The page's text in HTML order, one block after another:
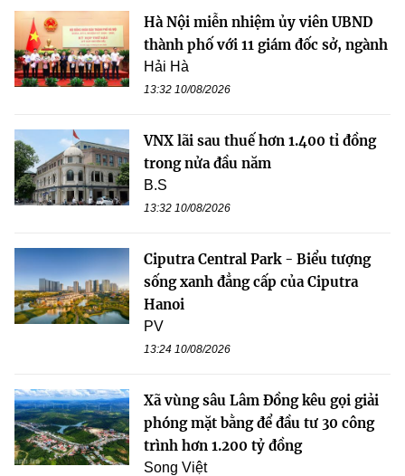
Hà Nội miễn nhiệm ủy viên UBND
thành phố với 11 giám đốc sở, ngành
Hải Hà
13:32 10/08/2026
VNX lãi sau thuế hơn 1.400 tỉ đồng
trong nửa đầu năm
B.S
13:32 10/08/2026
Ciputra Central Park - Biểu tượng
sống xanh đẳng cấp của Ciputra
Hanoi
PV
13:24 10/08/2026
Xã vùng sâu Lâm Đồng kêu gọi giải
phóng mặt bằng để đầu tư 30 công
trình hơn 1.200 tỷ đồng
Song Việt